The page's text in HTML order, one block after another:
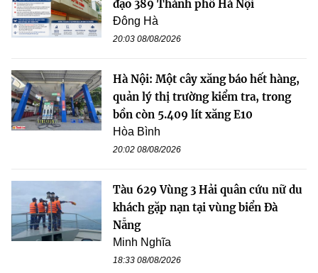
đạo 389 Thành phố Hà Nội
Đông Hà
20:03 08/08/2026
Hà Nội: Một cây xăng báo hết hàng,
quản lý thị trường kiểm tra, trong
bồn còn 5.409 lít xăng E10
Hòa Bình
20:02 08/08/2026
Tàu 629 Vùng 3 Hải quân cứu nữ du
khách gặp nạn tại vùng biển Đà
Nẵng
Minh Nghĩa
18:33 08/08/2026